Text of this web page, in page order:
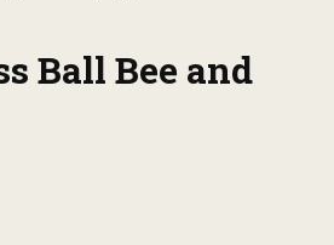
Ball Bee and